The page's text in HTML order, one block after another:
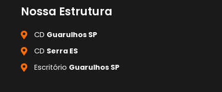
Nossa Estrutura
CD Guarulhos SP
CD Serra ES
Escritório Guarulhos SP